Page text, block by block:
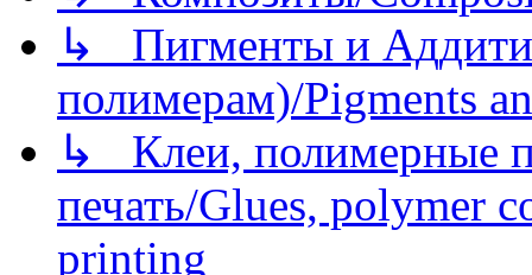
↳ Пигменты и
полимерам)/Pigments
↳ Клеи, полимерные
печать/Glues, polymer
printing